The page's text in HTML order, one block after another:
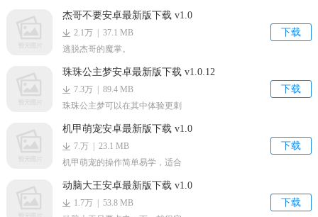
杰哥不要安卓最新版下载 v1.0
下载
2.1万 | 37.1 MB
逃脱杰哥的魔掌。
珠珠公主梦安卓最新版下载 v1.0.12
下载
7.3万 | 89.4 MB
珠珠公主梦可以在其中体验更刺
机甲萌宠安卓最新版下载 v1.0
下载
7.万 | 23.1 MB
机甲萌宠的操作简单易学，适合
动脑大王安卓最新版下载 v1.0
下载
1.7万 | 53.8 MB